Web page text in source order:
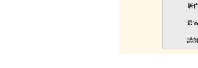
居
最
講